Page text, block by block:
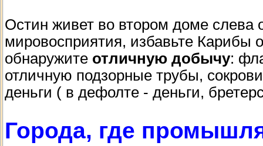
Остин живет во втором доме слева
мировосприятия, избавьте Карибы
обнаружите отличную добычу:
отличную подзорные трубы,
деньги ( в дефолте - деньги,
Города, где